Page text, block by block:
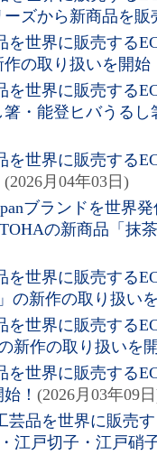
ズから新商品を販
を世界に販売する
の取り扱いを開始
を世界に販売する
・能登ヒバうる
を世界に販売する
(2026月04年03日)
ブランドを世界
の新商品「抹
を世界に販売する
の新作の取り扱い
を世界に販売する
新作の取り扱いを
を世界に販売する
！ (2026月03年09
芸品を世界に販売
江戸切子・江戸硝